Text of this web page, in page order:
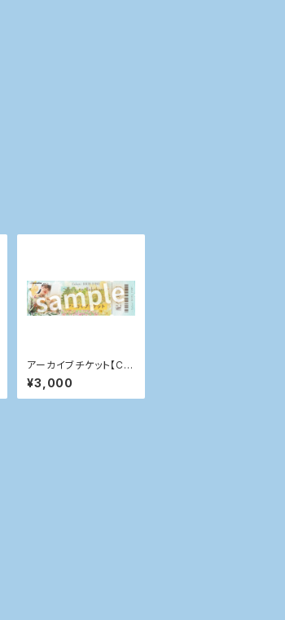
アーカイブチケット【Cu
Lumi BIRTH EVENT】
¥3,000